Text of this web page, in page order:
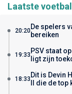
Laatste
20:20De spelers
bereiken
19:33 PSV staat
ligt zijn
18:33 Dit is Devin
II die de